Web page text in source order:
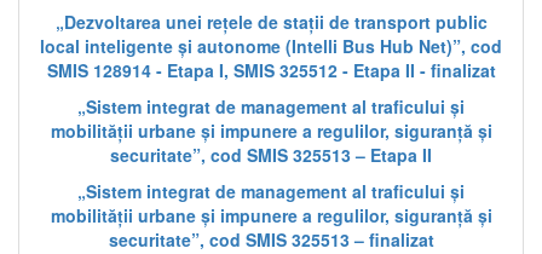
„Dezvoltarea unei rețele de stații de transport public
local inteligente și autonome (Intelli Bus Hub Net)”, cod
SMIS 128914 - Etapa I, SMIS 325512 - Etapa II - finalizat
„Sistem integrat de management al traficului și
mobilității urbane și impunere a regulilor, siguranță și
securitate”, cod SMIS 325513 – Etapa II
„Sistem integrat de management al traficului și
mobilității urbane și impunere a regulilor, siguranță și
securitate”, cod SMIS 325513 – finalizat